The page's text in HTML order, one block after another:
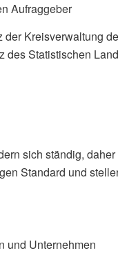
Aufraggeber
Kreisverwaltung
Statistischen
sich ständig,
Standard und
und Unternehmen